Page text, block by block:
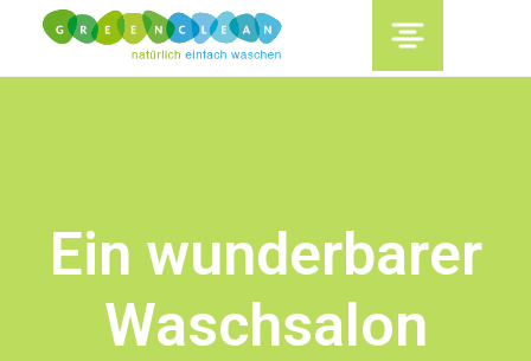
content
Ein wunderbarer
Waschsalon